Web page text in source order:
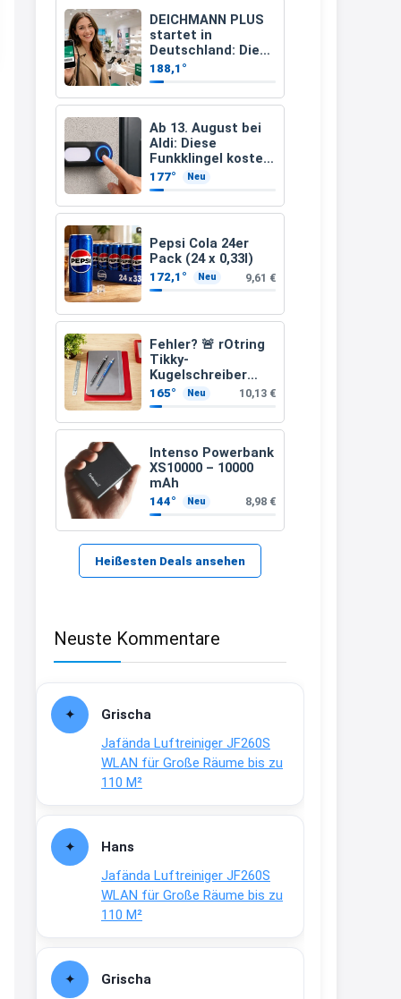
DEICHMANN PLUS
startet in
Deutschland: Diese
Vorteile bekommt
Ihr jetzt beim
Schuhkauf
188,1°
Ab 13. August bei
Aldi: Diese
Funkklingel kostet
nur 3,49 Euro
177° Neu
Pepsi Cola 24er
Pack (24 x 0,33l)
172,1° Neu 9,61 €
Fehler? 🚨 rOtring
Tikky-
Kugelschreiber
blaue Tinte
mittlere Spitze
blau (1,0 mm – 12
Stück)
165° Neu 10,13 €
Intenso Powerbank
XS10000 – 10000
mAh
144° Neu 8,98 €
Heißesten Deals ansehen
Neuste Kommentare
Grischa
Jafända Luftreiniger JF260S
WLAN für Große Räume bis zu
110 M²
Hans
Jafända Luftreiniger JF260S
WLAN für Große Räume bis zu
110 M²
Grischa
müsste schon stornieren und
nochmal bestellen, da man
Rabattcodes oder auch
Geschenkgutscheine im
Warenkorb oder an der Kasse
VOR dem Kauf einlösen kann.
17:06
↩
Och siche den Gutschein
fürmeggelebaguetts
Kerstin
Meggle bagett Gutschein code
21:37
↩
Kerstin
Bei EDEKA
↩
29.07www.haribo.com/de-
↩
Joachim
Ab diesem Jahr gibt es keine
Fielmann-Blinkis mehr / wurde
www.fielmann-
group.com/blinkis...
13:44